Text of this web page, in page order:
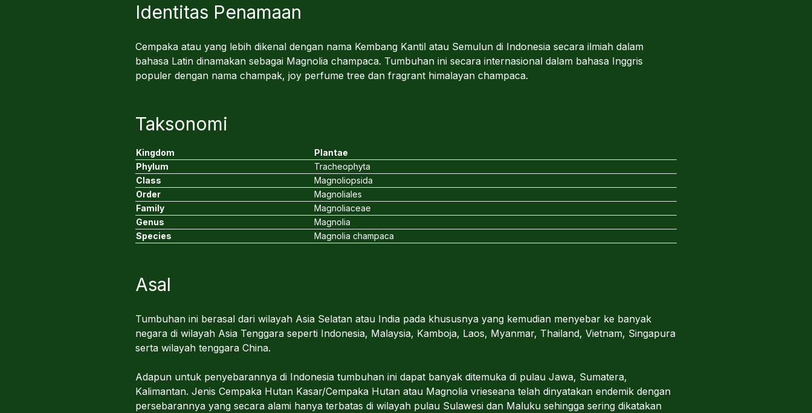
Identitas Penamaan
Cempaka atau yang lebih dikenal dengan nama Kembang Kantil atau Semulun di Indonesia secara ilmiah dalam
bahasa Latin dinamakan sebagai Magnolia champaca. Tumbuhan ini secara internasional dalam bahasa Inggris
populer dengan nama champak, joy perfume tree dan fragrant himalayan champaca.
Taksonomi
Kingdom
Plantae
Phylum
Tracheophyta
Class
Magnoliopsida
Order
Magnoliales
Family
Magnoliaceae
Genus
Magnolia
Species
Magnolia champaca
Asal
Tumbuhan ini berasal dari wilayah Asia Selatan atau India pada khususnya yang kemudian menyebar ke banyak
negara di wilayah Asia Tenggara seperti Indonesia, Malaysia, Kamboja, Laos, Myanmar, Thailand, Vietnam, Singapura
serta wilayah tenggara China.
Adapun untuk penyebarannya di Indonesia tumbuhan ini dapat banyak ditemuka di pulau Jawa, Sumatera,
Kalimantan. Jenis Cempaka Hutan Kasar/Cempaka Hutan atau Magnolia vrieseana telah dinyatakan endemik dengan
persebarannya yang secara alami hanya terbatas di wilayah pulau Sulawesi dan Maluku sehingga sering dikatakan